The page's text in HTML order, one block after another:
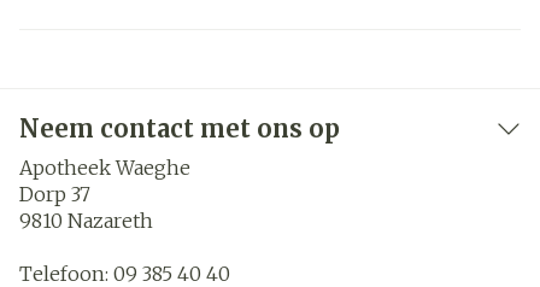
Neem contact met ons op
Apotheek Waeghe
Dorp 37
9810 Nazareth
Telefoon: 09 385 40 40